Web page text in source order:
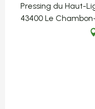
Pressing du Haut-
43400 Le